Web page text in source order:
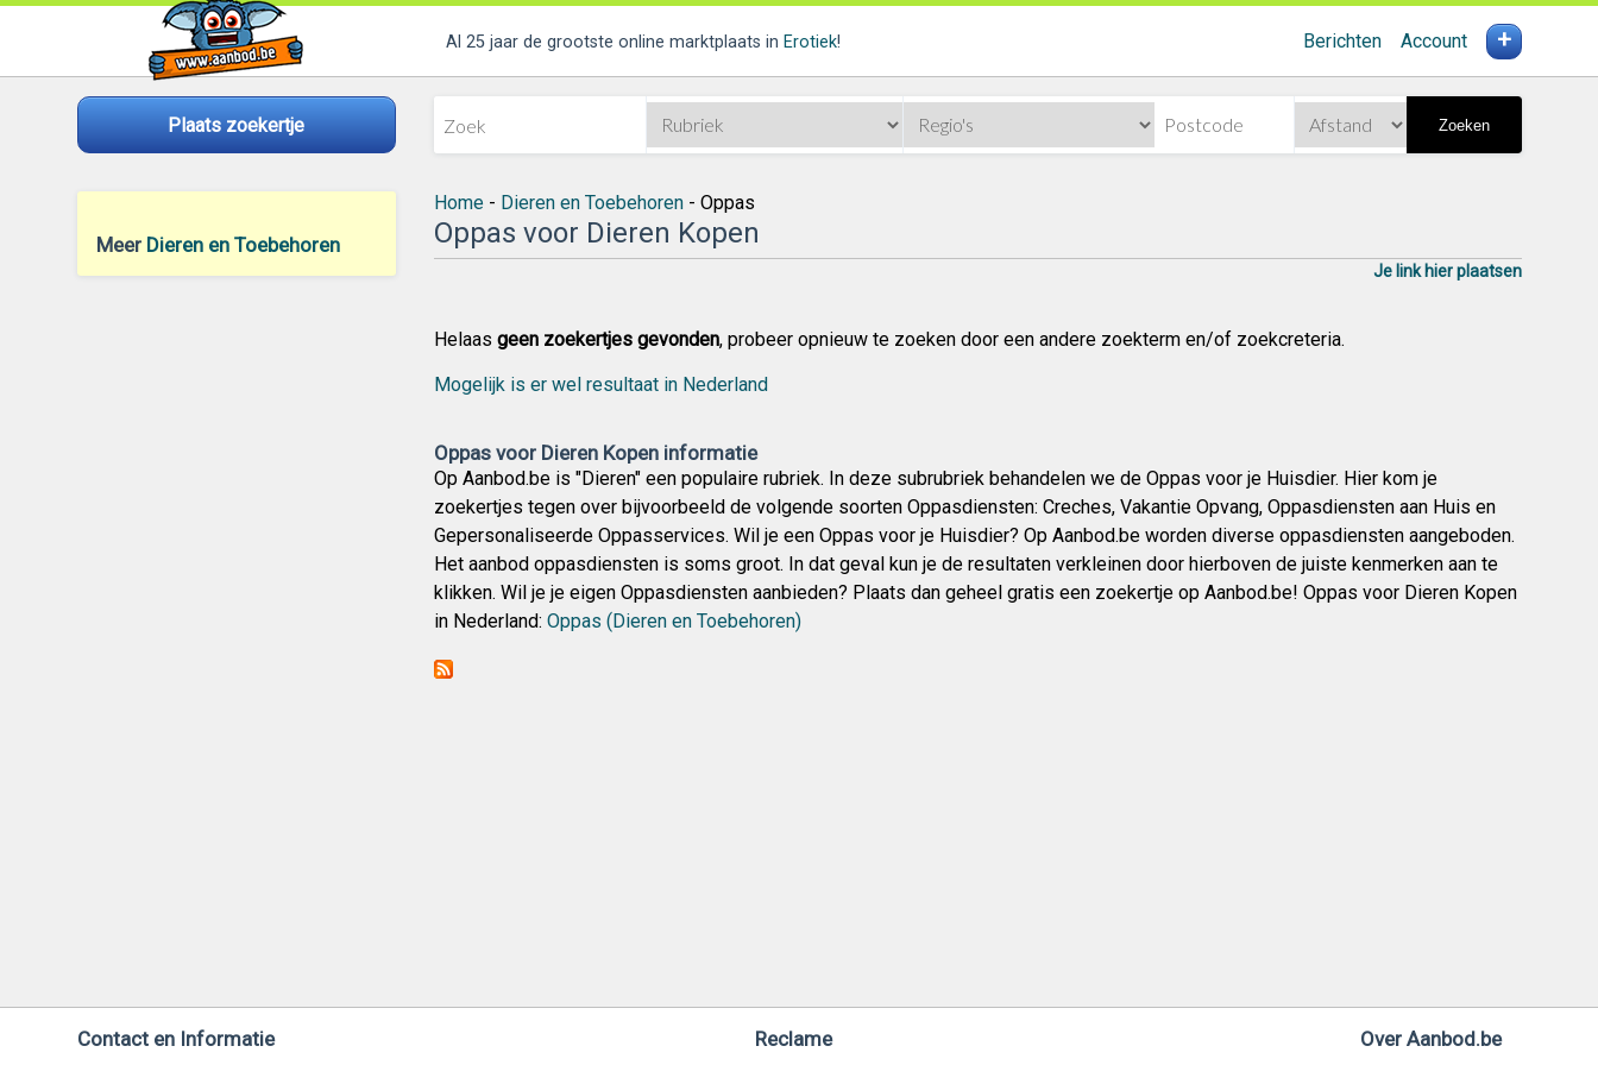
Al 25 jaar de grootste online marktplaats in Erotiek! Berichten Account +
Plaats zoekertje Zoeken
Meer Dieren en Toebehoren
Home- Dieren en Toebehoren- Oppas
Oppas voor Dieren Kopen
Je link hier plaatsen
Helaas geen zoekertjes gevonden, probeer opnieuw te zoeken door een andere zoekterm en/of zoekcreteria.
Mogelijk is er wel resultaat in Nederland
Oppas voor Dieren Kopen informatie
Op Aanbod.be is "Dieren" een populaire rubriek. In deze subrubriek behandelen we de Oppas voor je Huisdier. Hier kom je
zoekertjes tegen over bijvoorbeeld de volgende soorten Oppasdiensten: Creches, Vakantie Opvang, Oppasdiensten aan Huis en
Gepersonaliseerde Oppasservices. Wil je een Oppas voor je Huisdier? Op Aanbod.be worden diverse oppasdiensten aangeboden.
Het aanbod oppasdiensten is soms groot. In dat geval kun je de resultaten verkleinen door hierboven de juiste kenmerken aan te
klikken. Wil je je eigen Oppasdiensten aanbieden? Plaats dan geheel gratis een zoekertje op Aanbod.be! Oppas voor Dieren Kopen
in Nederland: Oppas (Dieren en Toebehoren)
Contact en Informatie Reclame Over Aanbod.be